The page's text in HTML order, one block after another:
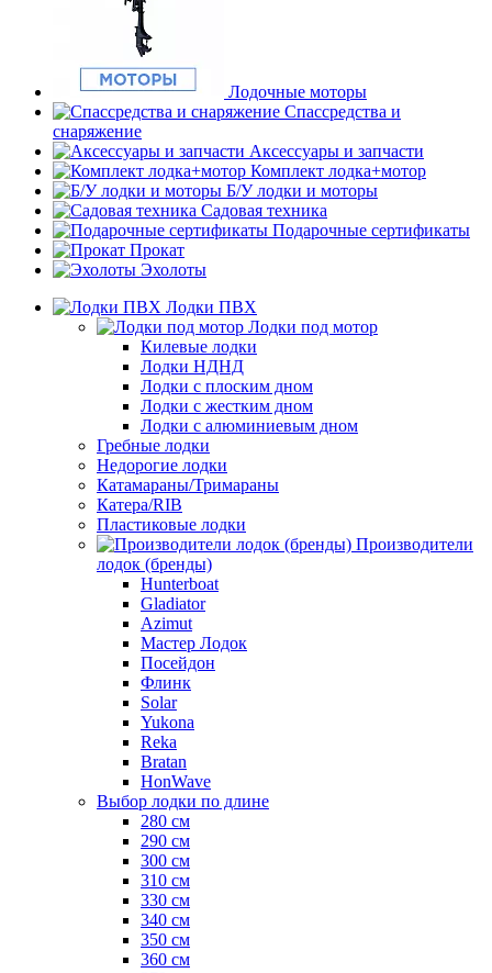
Лодочные моторы
Спассредства и
снаряжение
Аксессуары и запчасти
Комплект лодка+мотор
Б/У лодки и моторы
Садовая техника
Подарочные сертификаты
Прокат
Эхолоты
Лодки ПВХ
Лодки под мотор
Килевые лодки
Лодки НДНД
Лодки с плоским дном
Лодки с жестким дном
Лодки с алюминиевым дном
Гребные лодки
Недорогие лодки
Катамараны/Тримараны
Катера/RIB
Пластиковые лодки
Производители
лодок (бренды)
Hunterboat
Gladiator
Azimut
Мастер Лодок
Посейдон
Флинк
Solar
Yukona
Reka
Bratan
HonWave
Выбор лодки по длине
280 см
290 см
300 см
310 см
330 см
340 см
350 см
360 см